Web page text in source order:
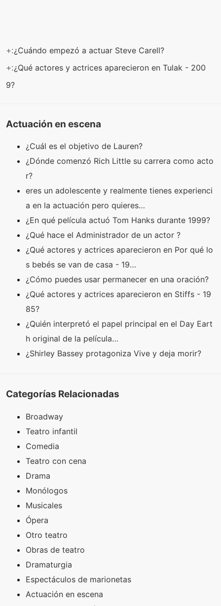
+:¿Cuándo empezó a actuar Steve Carell?
+:¿Qué actores y actrices aparecieron en Tulak - 200
9?
Actuación en escena
¿Cuál es el objetivo de Lauren?
¿Dónde comenzó Rich Little su carrera como acto
r?
eres un adolescente y realmente tienes experienci
a en la actuación pero quieres…
¿En qué película actuó Tom Hanks durante 1999?
¿Qué hace el Administrador de un actor ?
¿Qué actores y actrices aparecieron en Por qué lo
s bebés se van de casa - 19…
¿Cómo puedes usar permanecer en una oración?
¿Qué actores y actrices aparecieron en Stiffs - 19
85?
¿Quién interpretó el papel principal en el Day Eart
h original de la película…
¿Shirley Bassey protagoniza Vive y deja morir?
Categorías Relacionadas
Broadway
Teatro infantil
Comedia
Teatro con cena
Drama
Monólogos
Musicales
Ópera
Otro teatro
Obras de teatro
Dramaturgia
Espectáculos de marionetas
Actuación en escena